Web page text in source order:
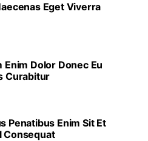
Eget Viverra
Enim Dolor Donec Eu
Curabitur
Penatibus Enim Sit Et
Consequat